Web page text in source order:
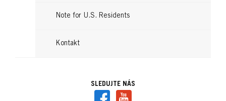
Note for U.S. Residents
Kontakt
SLEDUJTE NÁS